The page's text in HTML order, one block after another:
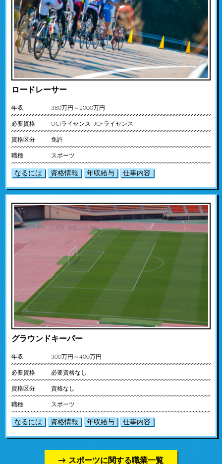
ロードレーサー
年収 380万円～2000万円
必要資格 UCIライセンス JCFライセンス
資格区分 免許
職種 スポーツ
なるには 資格情報 年収給与 仕事内容
グラウンドキーパー
年収 300万円～400万円
必要資格 必要資格なし
資格区分 資格なし
職種 スポーツ
なるには 資格情報 年収給与 仕事内容
スポーツに関する職業一覧